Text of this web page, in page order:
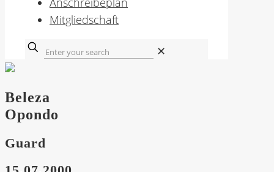
Mitgliedschaft
✕
Beleza
Opondo
Guard